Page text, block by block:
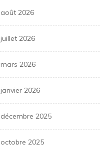
août 2026
juillet 2026
mars 2026
janvier 2026
décembre 2025
octobre 2025